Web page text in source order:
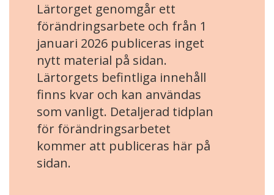
Lärtorget genomgår ett
förändringsarbete och från 1
januari 2026 publiceras inget
nytt material på sidan.
Lärtorgets befintliga innehåll
finns kvar och kan användas
som vanligt. Detaljerad tidplan
för förändringsarbetet
kommer att publiceras här på
sidan.